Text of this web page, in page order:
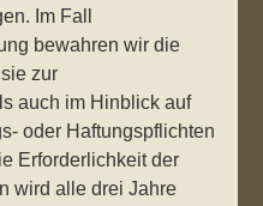
Im Fall
bewahren wir die
zur
auch im Hinblick auf
oder Haftungspflichten
Erforderlichkeit der
wird alle drei Jahre